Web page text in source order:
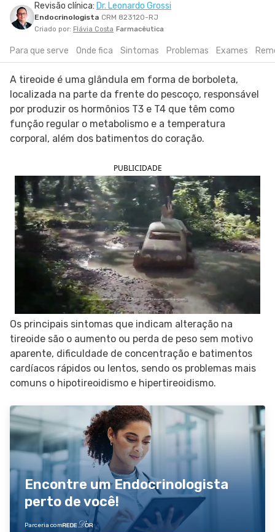
BEM-ESTAR
Revisão clínica: Dr. Leonardo Grossi
Endocrinologista CRM 823120-RJ
Criado por: Flávia Costa Farmacêutica
Para que serve Onde fica Sintomas Problemas Exames
A tireoide é uma glândula em forma de borboleta,
localizada na parte da frente do pescoço, responsável
por produzir os hormônios T3 e T4 que têm como
função regular o metabolismo e a temperatura
corporal, além dos batimentos do coração.
PUBLICIDADE
Os principais sintomas que indicam alteração na
tireoide são o aumento ou perda de peso sem motivo
aparente, dificuldade de concentração e batimentos
cardíacos rápidos ou lentos, sendo os problemas mais
comuns o hipotireoidismo e hipertireoidismo.
Encontre um Endocrinologista
perto de você!
Parceria com